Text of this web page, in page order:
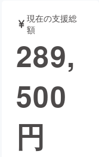
音楽
ゲーム・サ
現在の支援総
額
289,
500
円